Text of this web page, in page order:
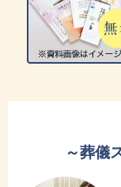
～葬儀